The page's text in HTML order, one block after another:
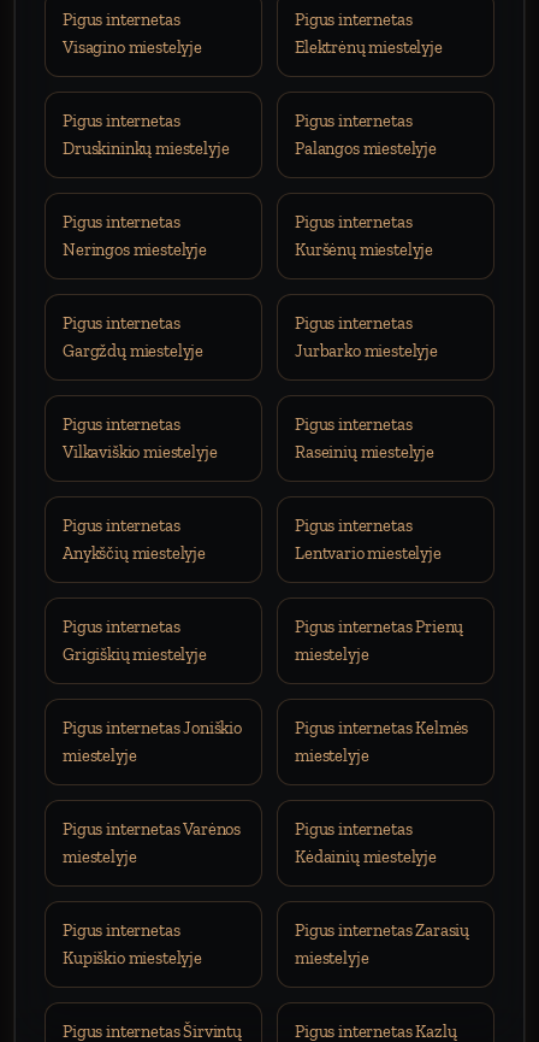
Pigus internetas
Visagino miestelyje
Pigus internetas
Elektrėnų miestelyje
Pigus internetas
Druskininkų miestelyje
Pigus internetas
Palangos miestelyje
Pigus internetas
Neringos miestelyje
Pigus internetas
Kuršėnų miestelyje
Pigus internetas
Gargždų miestelyje
Pigus internetas
Jurbarko miestelyje
Pigus internetas
Vilkaviškio miestelyje
Pigus internetas
Raseinių miestelyje
Pigus internetas
Anykščių miestelyje
Pigus internetas
Lentvario miestelyje
Pigus internetas
Grigiškių miestelyje
Pigus internetas Prienų
miestelyje
Pigus internetas Joniškio
miestelyje
Pigus internetas Kelmės
miestelyje
Pigus internetas Varėnos
miestelyje
Pigus internetas
Kėdainių miestelyje
Pigus internetas
Kupiškio miestelyje
Pigus internetas Zarasių
miestelyje
Pigus internetas Širvintų Pigus internetas Kazlų